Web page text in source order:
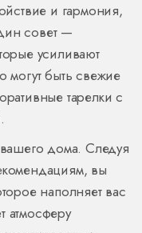
и гармония,
совет —
усиливают
могут быть свежие
тарелки с
дома. Следуя
вы
наполняет вас
атмосферу